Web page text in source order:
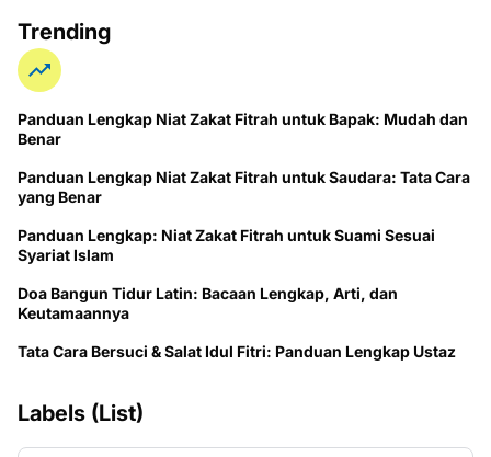
Trending
Panduan Lengkap Niat Zakat Fitrah untuk Bapak: Mudah dan
Benar
Panduan Lengkap Niat Zakat Fitrah untuk Saudara: Tata Cara
yang Benar
Panduan Lengkap: Niat Zakat Fitrah untuk Suami Sesuai
Syariat Islam
Doa Bangun Tidur Latin: Bacaan Lengkap, Arti, dan
Keutamaannya
Tata Cara Bersuci & Salat Idul Fitri: Panduan Lengkap Ustaz
Labels (List)